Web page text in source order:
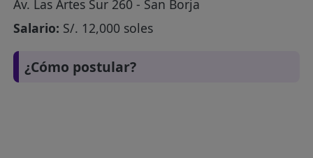
Av. Las Artes Sur 260 - San Borja
Salario: S/. 12,000 soles
¿Cómo postular?